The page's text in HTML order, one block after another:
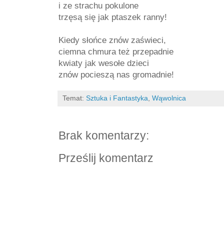
i ze strachu pokulone
trzęsą się jak ptaszek ranny!
Kiedy słońce znów zaświeci,
ciemna chmura też przepadnie
kwiaty jak wesołe dzieci
znów pocieszą nas gromadnie!
Temat: Sztuka i Fantastyka Wąwolnica
Brak komentarzy:
Prześlij komentarz